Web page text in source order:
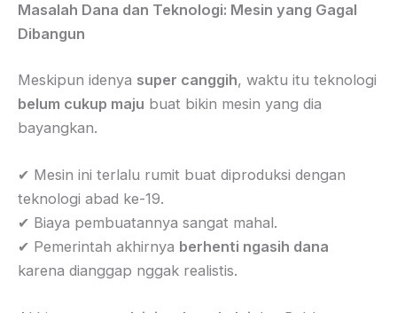
Masalah Dana dan Teknologi: Mesin yang Gagal
Dibangun
Meskipun idenya super canggih, waktu itu teknologi
belum cukup maju buat bikin mesin yang dia
bayangkan.
✔ Mesin ini terlalu rumit buat diproduksi dengan
teknologi abad ke-19.
✔ Biaya pembuatannya sangat mahal.
✔ Pemerintah akhirnya berhenti ngasih dana
karena dianggap nggak realistis.